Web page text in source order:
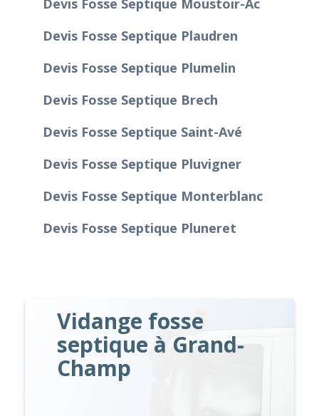
Devis Fosse Septique Moustoir-Ac
Devis Fosse Septique Plaudren
Devis Fosse Septique Plumelin
Devis Fosse Septique Brech
Devis Fosse Septique Saint-Avé
Devis Fosse Septique Pluvigner
Devis Fosse Septique Monterblanc
Devis Fosse Septique Pluneret
Vidange fosse
septique à Grand-
Champ